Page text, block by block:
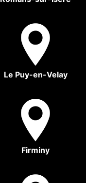
Le Puy-en-Velay
Firminy